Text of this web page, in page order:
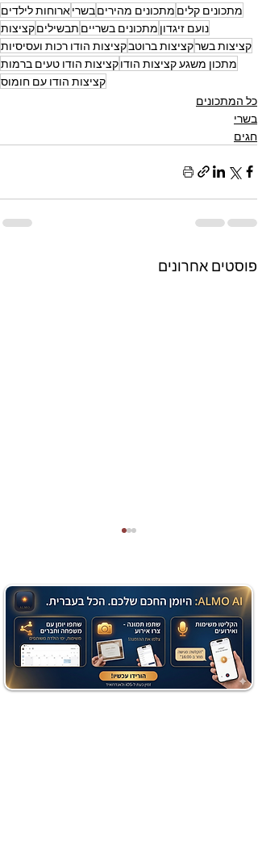
מתכונים קלים מתכונים מהיריםבשריארוחות לילדים
נועם זיגדון מתכונים בשריים תבשיליםקציצות
קציצות בשרקציצות ברוטבקציצות הודו רכות ועסיסיות
מתכון משגע קציצות הודוקציצות הודו טעים ברמות
קציצות הודו עם חומוס
כל המתכונים
בשרי
חגים
פוסטים אחרונים
מתכון מנצח עוגת מייפל
שוקולד בחושה וקלה - זיוה
כהן